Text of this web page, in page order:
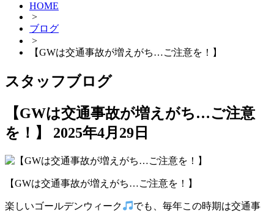
HOME
>
ブログ
>
【GWは交通事故が増えがち…ご注意を！】
スタッフブログ
【GWは交通事故が増えがち…ご注意
を！】
2025年4月29日
【GWは交通事故が増えがち…ご注意を！】
楽しいゴールデンウィーク
でも、毎年この時期は交通事